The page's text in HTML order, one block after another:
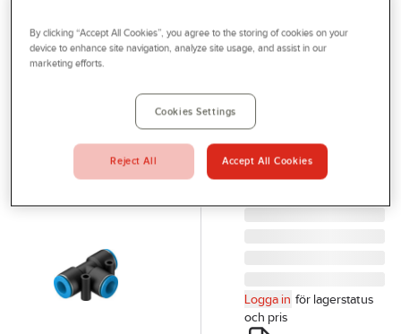
Bli kund
Profilshop
Serviceverkstad
Företagsprofilering
FESTO
Instickskoppling
FESTO QST-8
Artikelnr: 927755
Logga in för lagerstatus
och pris
By clicking “Accept All Cookies”, you agree to the storing of cookies on your
device to enhance site navigation, analyze site usage, and assist in our
marketing efforts.
Cookies Settings
Reject All Accept All Cookies